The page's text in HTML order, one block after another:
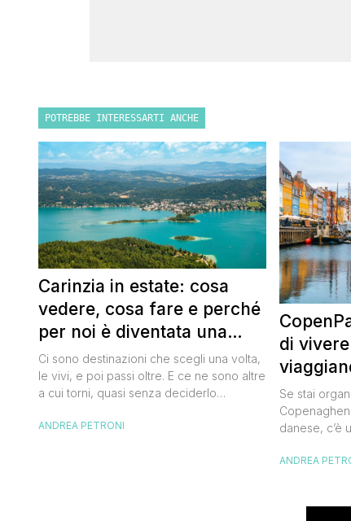
POTREBBE INTERESSARTI ANCHE
Carinzia in estate: cosa
vedere, cosa fare e perché
per noi è diventata una
destinazione del cuore
Ci sono destinazioni che scegli una volta,
le vivi, e poi passi oltre. E ce ne sono altre
a cui torni, quasi senza deciderlo
richiamarti indietro più che il contrario. Per
ANDREA PETRONI
di
Se stai
danese, c’è
CopenPay
ANDREA